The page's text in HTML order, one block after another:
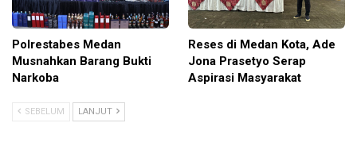
Polrestabes Medan
Musnahkan Barang Bukti
Narkoba
Reses di Medan Kota, Ade
Jona Prasetyo Serap
Aspirasi Masyarakat
SEBELUM LANJUT